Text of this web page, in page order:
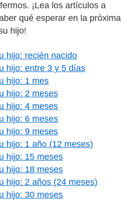
¡Lea los artículos a
qué esperar en la próxima
hijo!
hijo: recién nacido
hijo: entre 3 y 5 días
hijo: 1 mes
hijo: 2 meses
hijo: 4 meses
hijo: 6 meses
hijo: 9 meses
hijo: 1 año (12 meses)
hijo: 15 meses
hijo: 18 meses
hijo: 2 años (24 meses)
hijo: 30 meses